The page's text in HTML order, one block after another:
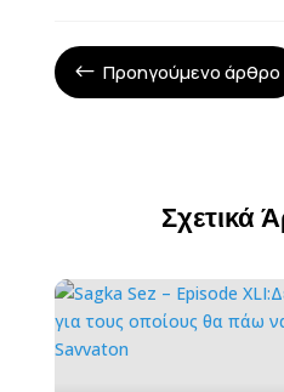
# Προηγούμενο άρθρο
Σχετικά